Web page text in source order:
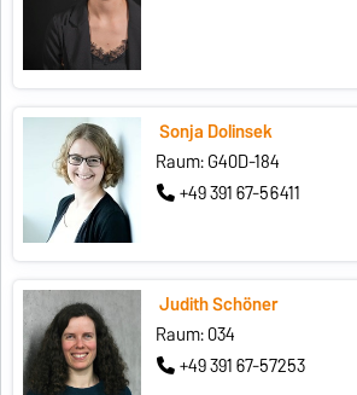
Sonja Dolinsek
Raum: G40D-184
+49 391 67-56411
Judith Schöner
Raum: 034
+49 391 67-57253